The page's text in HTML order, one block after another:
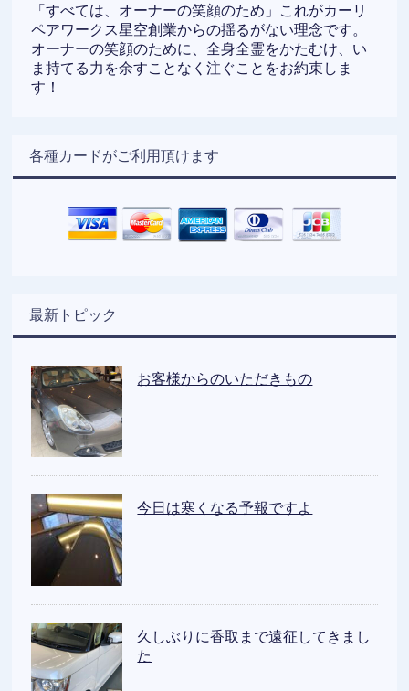
「すべては、オーナーの笑顔のため」これがカーリ
ペアワークス星空創業からの揺るがない理念です。
オーナーの笑顔のために、全身全霊をかたむけ、い
ま持てる力を余すことなく注ぐことをお約束しま
す！
各種カードがご利用頂けます
最新トピック
お客様からのいただきもの
今日は寒くなる予報ですよ
久しぶりに香取まで遠征してきまし
た